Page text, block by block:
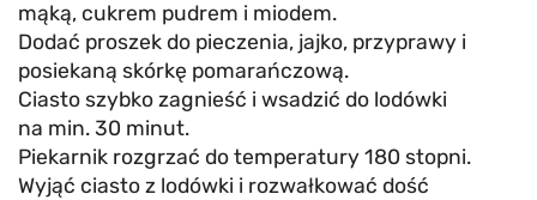
mąką, cukrem pudrem i miodem.
Dodać proszek do pieczenia, jajko, przyprawy i
posiekaną skórkę pomarańczową.
Ciasto szybko zagnieść i wsadzić do lodówki
na min. 30 minut.
Piekarnik rozgrzać do temperatury 180 stopni.
Wyjąć ciasto z lodówki i rozwałkować dość